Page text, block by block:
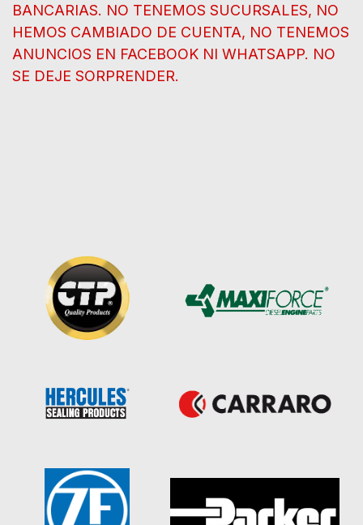
BANCARIAS. NO TENEMOS SUCURSALES, NO
HEMOS CAMBIADO DE CUENTA, NO TENEMOS
ANUNCIOS EN FACEBOOK NI WHATSAPP. NO
SE DEJE SORPRENDER.